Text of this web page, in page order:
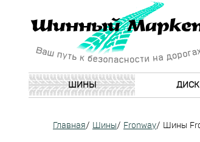
ШИНЫ
Главная/ Шины/ Fronway/ Шины